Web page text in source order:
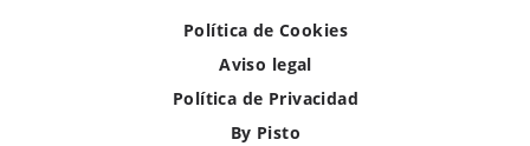
Política de Cookies
Aviso legal
Política de Privacidad
By Pisto